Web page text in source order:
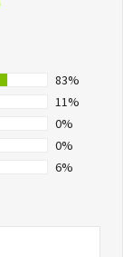
83%
11%
0%
0%
6%